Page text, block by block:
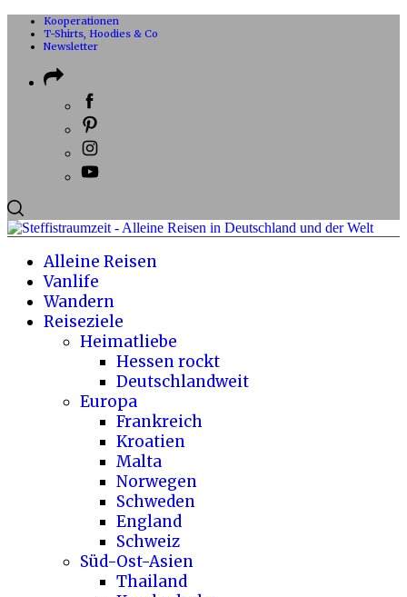
Kooperationen
T-Shirts, Hoodies & Co
Newsletter
Alleine Reisen
Vanlife
Wandern
Reiseziele
Heimatliebe
Hessen rockt
Deutschlandweit
Europa
Frankreich
Kroatien
Malta
Norwegen
Schweden
England
Schweiz
Süd-Ost-Asien
Thailand